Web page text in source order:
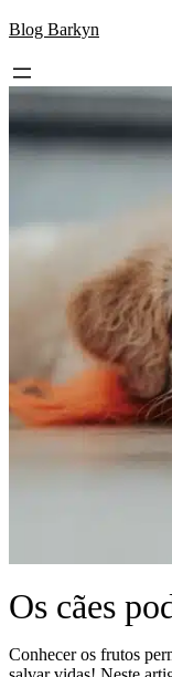
Skip
content
Blog Barkyn
Os cães
Conhecer os frutos